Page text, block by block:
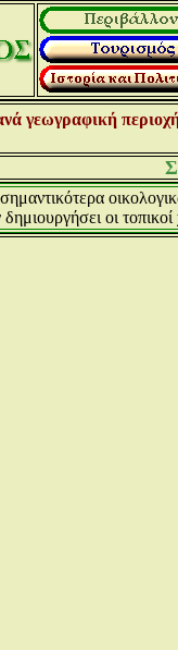
γεωγραφική
δημιουργήσει οι